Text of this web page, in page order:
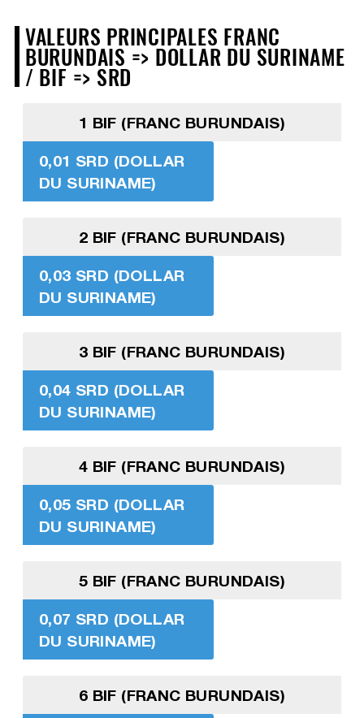
VALEURS PRINCIPALES FRANC
BURUNDAIS => DOLLAR DU SURINAME
/ BIF => SRD
1 BIF (FRANC BURUNDAIS)
0,01 SRD (DOLLAR
DU SURINAME)
2 BIF (FRANC BURUNDAIS)
0,03 SRD (DOLLAR
DU SURINAME)
3 BIF (FRANC BURUNDAIS)
0,04 SRD (DOLLAR
DU SURINAME)
4 BIF (FRANC BURUNDAIS)
0,05 SRD (DOLLAR
DU SURINAME)
5 BIF (FRANC BURUNDAIS)
0,07 SRD (DOLLAR
DU SURINAME)
6 BIF (FRANC BURUNDAIS)